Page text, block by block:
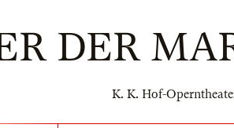
DER
K. K. Hof-